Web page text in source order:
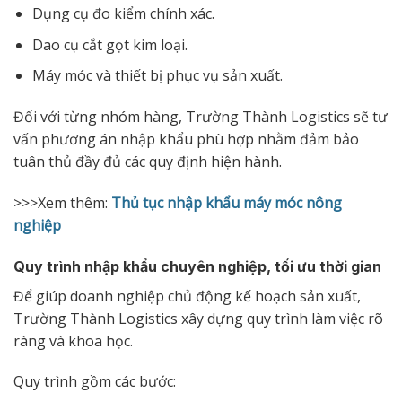
Dụng cụ đo kiểm chính xác.
Dao cụ cắt gọt kim loại.
Máy móc và thiết bị phục vụ sản xuất.
Đối với từng nhóm hàng, Trường Thành Logistics sẽ tư
vấn phương án nhập khẩu phù hợp nhằm đảm bảo
tuân thủ đầy đủ các quy định hiện hành.
>>>Xem thêm: Thủ tục nhập khẩu máy móc nông
nghiệp
Quy trình nhập khẩu chuyên nghiệp, tối ưu thời gian
Để giúp doanh nghiệp chủ động kế hoạch sản xuất,
Trường Thành Logistics xây dựng quy trình làm việc rõ
ràng và khoa học.
Quy trình gồm các bước: